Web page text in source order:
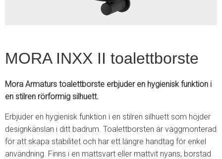
MORA INXX II toalettborste
Mora Armaturs toalettborste erbjuder en hygienisk funktion i
en stilren rörformig silhuett.
Erbjuder en hygienisk funktion i en stilren silhuett som höjder
designkänslan i ditt badrum. Toalettborsten är väggmonterad
för att skapa stabilitet och har ett längre handtag för enkel
användning. Finns i en mattsvart eller mattvit nyans, borstad